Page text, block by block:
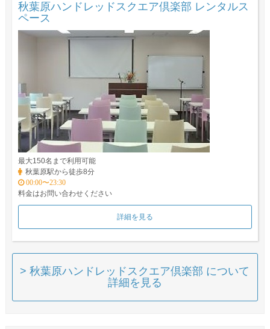
秋葉原ハンドレッドスクエア倶楽部 レンタルス
ペース
最大150名まで利用可能
秋葉原駅から徒歩8分
00:00〜23:30
料金はお問い合わせください
詳細を見る
> 秋葉原ハンドレッドスクエア倶楽部 について
詳細を見る